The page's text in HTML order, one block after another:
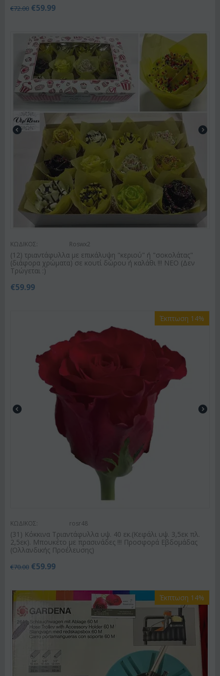
€72.00 €59.99
ΚΩΔΙΚΟΣ: Roswx2
(12) τριαντάφυλλα με επικάλυψη "κεριού" ή "σοκολάτας"
(διάφορα χρώματα) σε κουτί δώρου ή καλάθι !!! ΝΕΟ (Δεν
Τρώγεται :)
€59.99
Έκπτωση 14%
ΚΩΔΙΚΟΣ: rosr48
(31) Κόκκινα Τριαντάφυλλα υψ. 40 εκ.(Κεφάλι υψ. 3,5εκ πλ.
2,5εκ). Μπουκέτο με πρασινάδες !!! Προσφορά Εβδομάδας
(Ολλανδικής Προέλευσης)
€70.00 €59.99
Έκπτωση 14%